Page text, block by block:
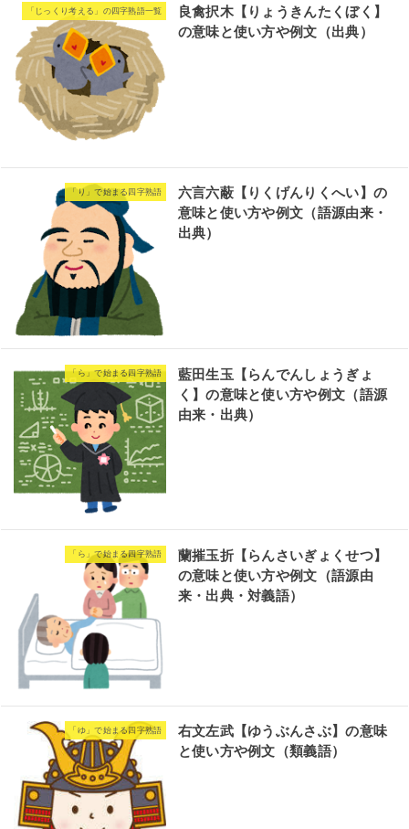
「じっくり考える」の四字熟語一覧
良禽択木【りょうきんたくぼく】
の意味と使い方や例文（出典）
「り」で始まる四字熟語
六言六蔽【りくげんりくへい】の
意味と使い方や例文（語源由来・
出典）
「ら」で始まる四字熟語
藍田生玉【らんでんしょうぎょ
く】の意味と使い方や例文（語源
由来・出典）
「ら」で始まる四字熟語
蘭摧玉折【らんさいぎょくせつ】
の意味と使い方や例文（語源由
来・出典・対義語）
「ゆ」で始まる四字熟語
右文左武【ゆうぶんさぶ】の意味
と使い方や例文（類義語）